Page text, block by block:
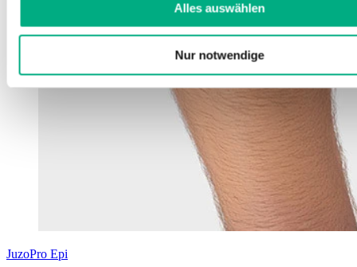
Alles auswählen
Nur notwendige
JuzoPro Epi